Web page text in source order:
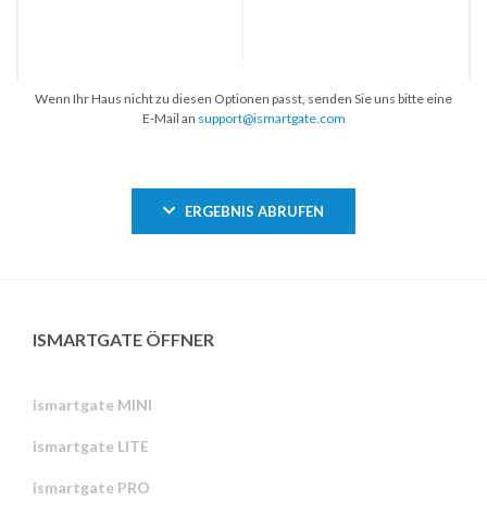
Wenn Ihr Haus nicht zu diesen Optionen passt, senden Sie uns bitte eine
E-Mail an support@ismartgate.com
ERGEBNIS ABRUFEN
ISMARTGATE ÖFFNER
ismartgate MINI
ismartgate LITE
ismartgate PRO